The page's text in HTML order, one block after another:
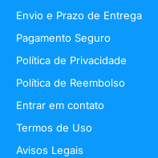
Envio e Prazo de Entrega
Pagamento Seguro
Política de Privacidade
Política de Reembolso
Entrar em contato
Termos de Uso
Avisos Legais